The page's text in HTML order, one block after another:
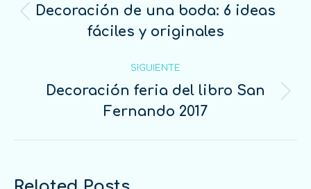
Decoración de una boda: 6 ideas
fáciles y originales
SIGUIENTE
Decoración feria del libro San
Fernando 2017